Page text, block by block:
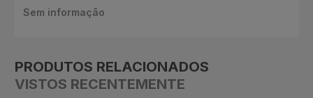
Sem informação
PRODUTOS RELACIONADOS
VISTOS RECENTEMENTE